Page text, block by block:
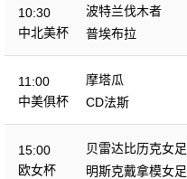
10:30
中北美杯
波特兰伐木者
普埃布拉
11:00
中美俱杯
摩塔瓜
CD法斯
15:00
欧女杯
贝雷达比历克女足
明斯克戴拿模女足